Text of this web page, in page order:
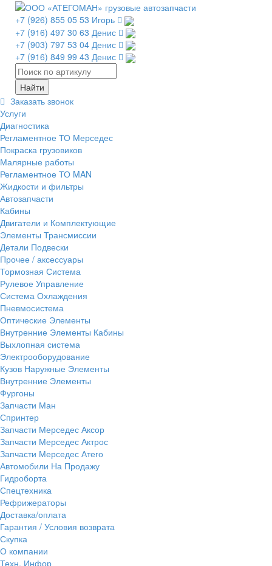
+7 (926) 855 05 53 Игорь
+7 (916) 497 30 63 Денис
+7 (903) 797 53 04 Денис
+7 (916) 849 99 43 Денис
Заказать звонок
Услуги
Диагностика
Регламентное ТО Мерседес
Покраска грузовиков
Малярные работы
Регламентное ТО MAN
Жидкости и фильтры
Автозапчасти
Кабины
Двигатели и Комплектующие
Элементы Трансмиссии
Детали Подвески
Прочее / аксессуары
Тормозная Система
Рулевое Управление
Система Охлаждения
Пневмосистема
Оптические Элементы
Внутренние Элементы Кабины
Выхлопная система
Электрооборудование
Кузов Наружные Элементы
Внутренние Элементы
Фургоны
Запчасти Ман
Спринтер
Запчасти Мерседес Аксор
Запчасти Мерседес Актрос
Запчасти Мерседес Атего
Автомобили На Продажу
Гидроборта
Спецтехника
Рефрижераторы
Доставка/оплата
Гарантия / Условия возврата
Скупка
О компании
Техн. Инфор